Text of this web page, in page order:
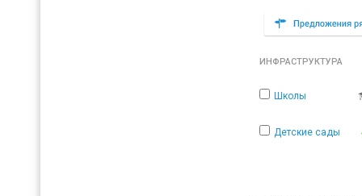
ИНФРАСТРУКТУРА
Школы
Детские сады